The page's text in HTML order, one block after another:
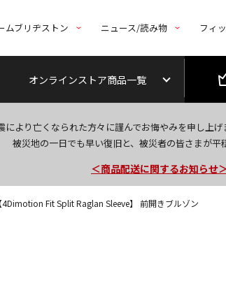
ムブリヂストン ニュース/読み物 フィ
オンラインストア商品一覧
により亡くなられた方々に謹んでお悔やみを申し上
被災地の一日でも早い復旧と、被災者の皆さまが平
今なら新規会員登録で1,000
＜商品配送に関するお知らせ
＜夏季休暇中のご注文・発送
4Dimotion Fit Split Raglan Sleeve】 前開きブルゾン